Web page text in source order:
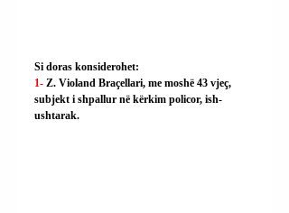
Si doras konsiderohet:
1- Z. Violand Braçellari, me moshë 43 vjeç,
subjekt i shpallur në kërkim policor, ish-
ushtarak.